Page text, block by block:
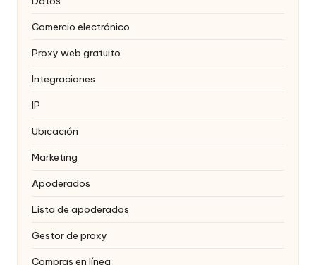
Comercio electrónico
Proxy web gratuito
Integraciones
IP
Ubicación
Marketing
Apoderados
Lista de apoderados
Gestor de proxy
Compras en línea